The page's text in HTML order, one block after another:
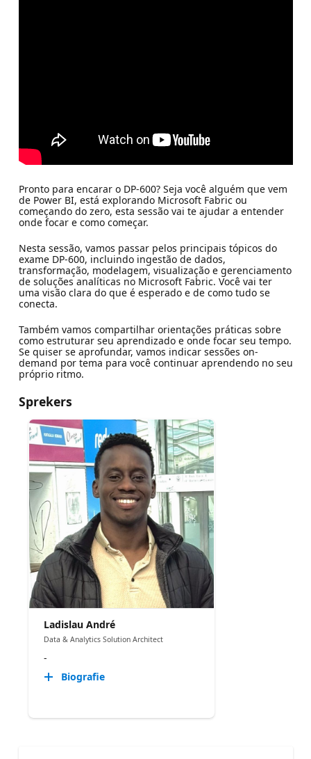
Pronto para encarar o DP-600? Seja você alguém que vem
de Power BI, está explorando Microsoft Fabric ou
começando do zero, esta sessão vai te ajudar a entender
onde focar e como começar.
Nesta sessão, vamos passar pelos principais tópicos do
exame DP-600, incluindo ingestão de dados,
transformação, modelagem, visualização e gerenciamento
de soluções analíticas no Microsoft Fabric. Você vai ter
uma visão clara do que é esperado e de como tudo se
conecta.
Também vamos compartilhar orientações práticas sobre
como estruturar seu aprendizado e onde focar seu tempo.
Se quiser se aprofundar, vamos indicar sessões on-
demand por tema para você continuar aprendendo no seu
próprio ritmo.
Sprekers
Ladislau André
Data & Analytics Solution Architect
-
Biografie